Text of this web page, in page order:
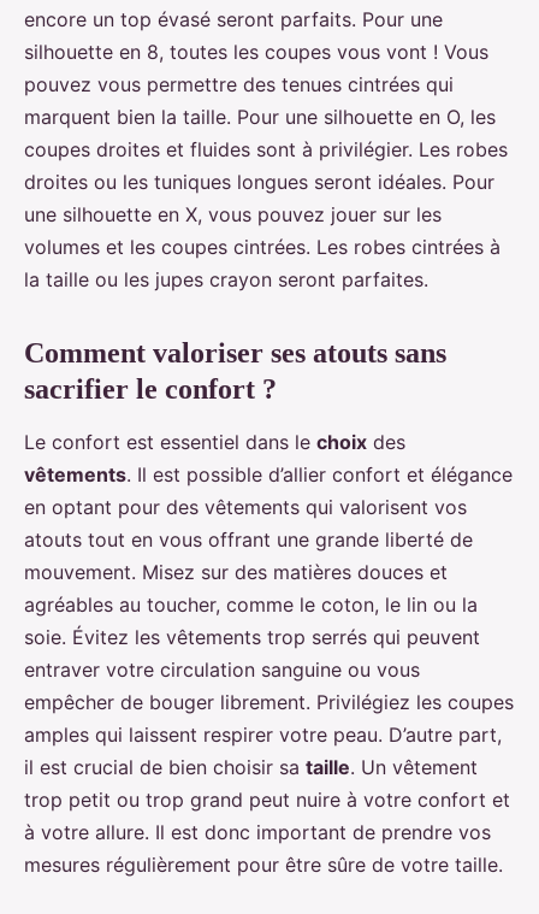
encore un top évasé seront parfaits. Pour une
silhouette en 8, toutes les coupes vous vont ! Vous
pouvez vous permettre des tenues cintrées qui
marquent bien la taille. Pour une silhouette en O, les
coupes droites et fluides sont à privilégier. Les robes
droites ou les tuniques longues seront idéales. Pour
une silhouette en X, vous pouvez jouer sur les
volumes et les coupes cintrées. Les robes cintrées à
la taille ou les jupes crayon seront parfaites.
Comment valoriser ses atouts sans
sacrifier le confort ?
Le confort est essentiel dans le choix des
vêtements. Il est possible d’allier confort et élégance
en optant pour des vêtements qui valorisent vos
atouts tout en vous offrant une grande liberté de
mouvement. Misez sur des matières douces et
agréables au toucher, comme le coton, le lin ou la
soie. Évitez les vêtements trop serrés qui peuvent
entraver votre circulation sanguine ou vous
empêcher de bouger librement. Privilégiez les coupes
amples qui laissent respirer votre peau. D’autre part,
il est crucial de bien choisir sa taille. Un vêtement
trop petit ou trop grand peut nuire à votre confort et
à votre allure. Il est donc important de prendre vos
mesures régulièrement pour être sûre de votre taille.